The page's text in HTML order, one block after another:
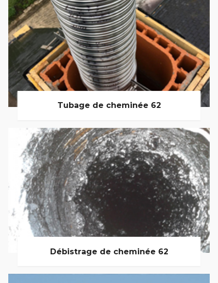
Tubage de cheminée 62
Débistrage de cheminée 62